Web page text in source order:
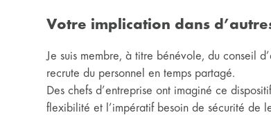
Votre implication dans
Je suis membre, à titre bénévole, du conseil
recrute du personnel en temps partagé.
Des chefs d’entreprise ont imaginé ce
flexibilité et l’impératif besoin de sécurité de